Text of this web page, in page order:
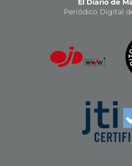
El Diario de
Periódico Digital